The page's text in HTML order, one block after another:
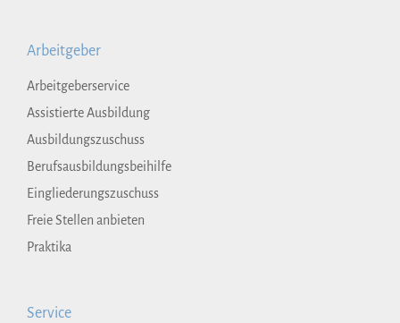
Arbeitgeber
Arbeitgeberservice
Assistierte Ausbildung
Ausbildungszuschuss
Berufsausbildungsbeihilfe
Eingliederungszuschuss
Freie Stellen anbieten
Praktika
Service